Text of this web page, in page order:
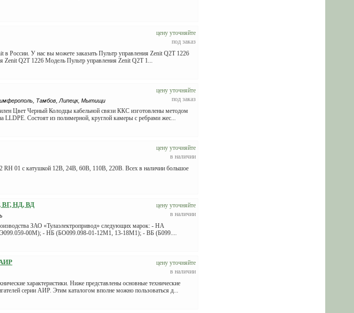
цену уточняйте
под заказ
России. У нас вы можете заказать Пультр управления Zenit Q2T 1226
Zenit Q2T 1226 Модель Пультр управления Zenit Q2T 1...
цену уточняйте
под заказ
Тамбов, Липецк, Мытищи
Цвет Черный Колодцы кабельной связи ККС изготовлены методом
LLDPE. Состоят из полимерной, круглой камеры с ребрами жес...
цену уточняйте
в наличии
RH 01 с катушкой 12В, 24В, 60В, 110В, 220В. Всех в наличии большое
цену уточняйте
в наличии
ВГ, НД, ВД
ЗАО «Тулаэлектропривод» следующих марок: - НА
00М); - НБ (БО099.098-01-12М1, 13-18М1); - ВБ (Б099....
цену уточняйте
в наличии
АИР
характеристики. Ниже представлены основные технические
серии АИР. Этим каталогом вполне можно пользоваться д...